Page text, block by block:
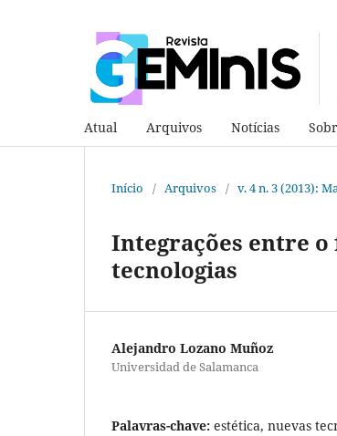
Atual Arquivos Notícias
Início / Arquivos / v. 4 n. 3 (2013):
Integrações entre o
tecnologias
Alejandro Lozano Muñoz
Universidad de Salamanca
Palavras-chave: estética, nuevas